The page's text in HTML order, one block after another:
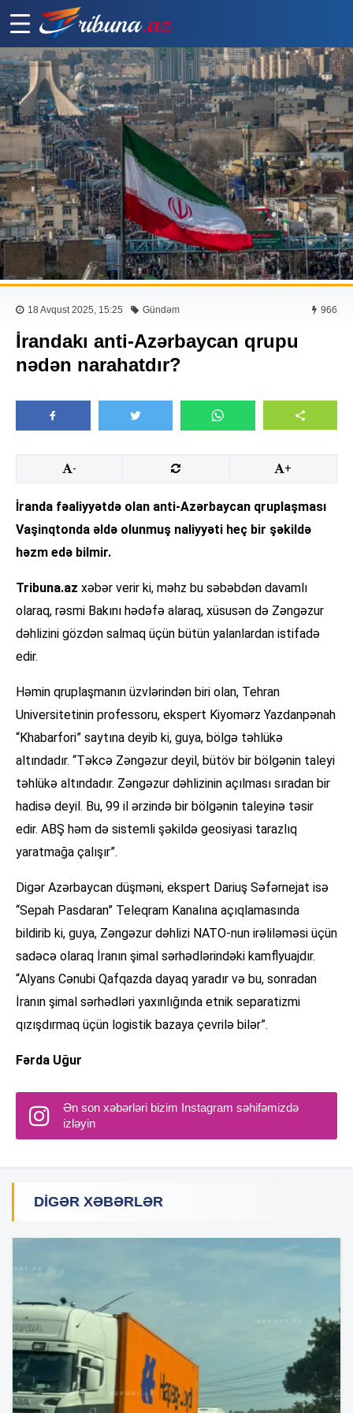
18 Avqust 2025, 15:25 Gündəm 966
İrandakı anti-Azərbaycan qrupu
nədən narahatdır?
- +
İranda fəaliyyətdə olan anti-Azərbaycan qruplaşması
Vaşinqtonda əldə olunmuş naliyyəti heç bir şəkildə
həzm edə bilmir.
Tribuna.az xəbər verir ki, məhz bu səbəbdən davamlı
olaraq, rəsmi Bakını hədəfə alaraq, xüsusən də Zəngəzur
dəhlizini gözdən salmaq üçün bütün yalanlardan istifadə
edir.
Həmin qruplaşmanın üzvlərindən biri olan, Tehran
Universitetinin professoru, ekspert Kiyomərz Yazdanpənah
“Khabarfori” saytına deyib ki, guya, bölgə təhlükə
altındadır. “Təkcə Zəngəzur deyil, bütöv bir bölgənin taleyi
təhlükə altındadır. Zəngəzur dəhlizinin açılması sıradan bir
hadisə deyil. Bu, 99 il ərzində bir bölgənin taleyinə təsir
edir. ABŞ həm də sistemli şəkildə geosiyasi tarazlıq
yaratmağa çalışır”.
Digər Azərbaycan düşməni, ekspert Dariuş Səfərnejat isə
“Sepah Pasdaran” Teleqram Kanalına açıqlamasında
bildirib ki, guya, Zəngəzur dəhlizi NATO-nun irəliləməsi üçün
sadəcə olaraq İranın şimal sərhədlərindəki kamflyuajdır.
“Alyans Cənubi Qafqazda dayaq yaradır və bu, sonradan
İranın şimal sərhədləri yaxınlığında etnik separatizmi
qızışdırmaq üçün logistik bazaya çevrilə bilər”.
Fərda Uğur
Ən son xəbərləri bizim Instagram səhifəmizdə
izləyin
DIGƏR XƏBƏRLƏR